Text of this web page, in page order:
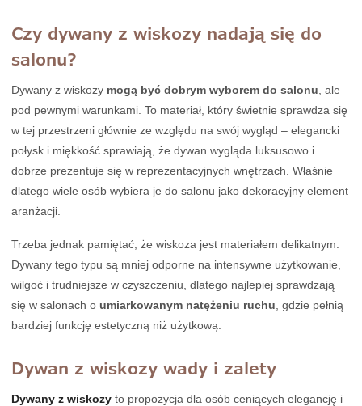
Czy dywany z wiskozy nadają się do
salonu?
Dywany z wiskozy mogą być dobrym wyborem do salonu , ale
pod pewnymi warunkami. To materiał, który świetnie sprawdza się
w tej przestrzeni głównie ze względu na swój wygląd – elegancki
połysk i miękkość sprawiają, że dywan wygląda luksusowo i
dobrze prezentuje się w reprezentacyjnych wnętrzach. Właśnie
dlatego wiele osób wybiera je do salonu jako dekoracyjny element
aranżacji.
Trzeba jednak pamiętać, że wiskoza jest materiałem delikatnym.
Dywany tego typu są mniej odporne na intensywne użytkowanie,
wilgoć i trudniejsze w czyszczeniu, dlatego najlepiej sprawdzają
się w salonach o umiarkowanym natężeniu ruchu , gdzie pełnią
bardziej funkcję estetyczną niż użytkową.
Dywan z wiskozy wady i zalety
Dywany z wiskozy to propozycja dla osób ceniących elegancję i